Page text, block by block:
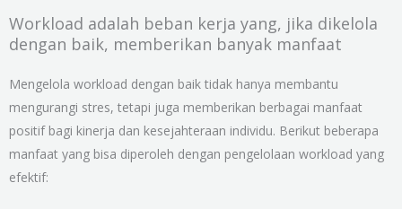
Workload adalah beban kerja yang, jika dikelola
dengan baik, memberikan banyak manfaat
Mengelola workload dengan baik tidak hanya membantu
mengurangi stres, tetapi juga memberikan berbagai manfaat
positif bagi kinerja dan kesejahteraan individu. Berikut beberapa
manfaat yang bisa diperoleh dengan pengelolaan workload yang
efektif: